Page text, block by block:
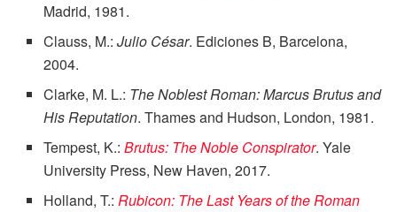
Madrid, 1981.
Clauss, M.:Julio César. Ediciones B, Barcelona,
2004.
Clarke, M. L.: The Noblest Roman: Marcus Brutus and
His Reputation. Thames and Hudson, London, 1981.
Tempest, K.:Brutus: The Noble Conspirator. Yale
University Press, New Haven, 2017.
Holland, T.:Rubicon: The Last Years of the Roman